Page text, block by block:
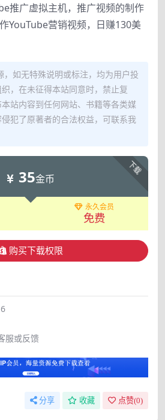
推广虚拟主机，推广视频的制作
YouTube营销视频，日赚130美
，如无特殊说明或标注，均为用户投
，在未征得本站同意时，禁止复
站内容到任何网站、书籍等各类媒
犯了原著者的合法权益，可联系我
下载
35金币
永久会员
免费
购买下载权限
服或反馈
分享 收藏 点赞(0)